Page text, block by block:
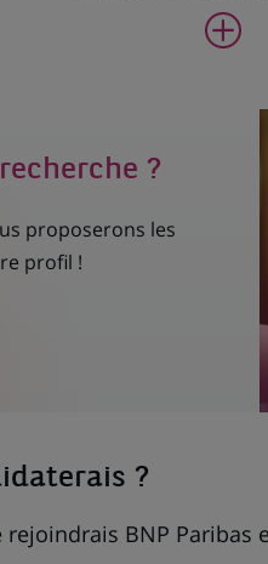
?
proposerons les
profil !
?
BNP Paribas